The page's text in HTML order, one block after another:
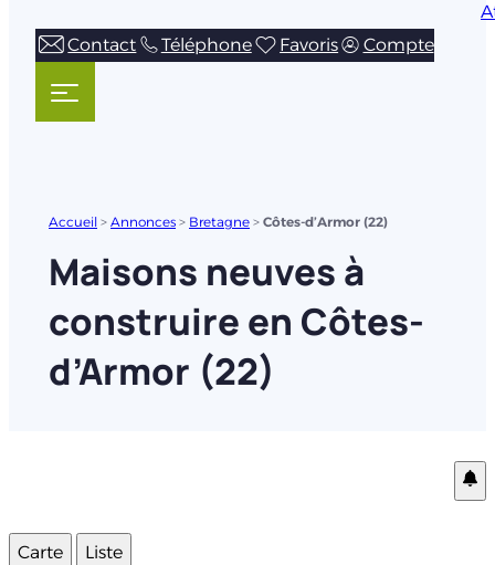
Contact
Téléphone Favoris Compte
Accueil > Annonces > Bretagne > Côtes-d’Armor (22)
Maisons neuves à
construire en Côtes-
d’Armor (22)
Carte Liste